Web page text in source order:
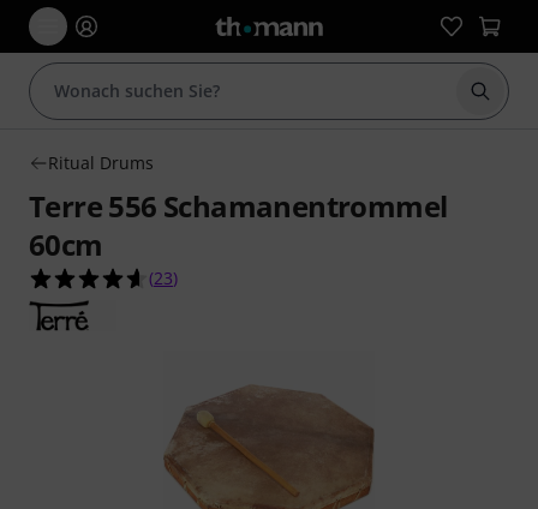
Suche
Ritual Drums
Terre 556 Schamanentrommel
60cm
4.6 von 5 Sternen aus 23 Kundenbewertungen
(23)